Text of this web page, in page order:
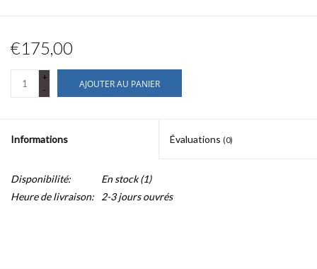
€175,00
+
-
AJOUTER AU PANIER
Informations Évaluations (0)
Disponibilité: En stock(1)
Heure de livraison: 2-3 jours ouvrés